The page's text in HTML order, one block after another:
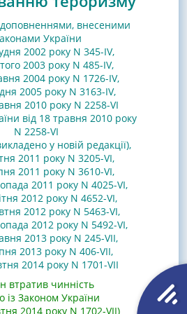
доповненнями, внесеними
України
2002 року N 345-IV,
2003 року N 485-IV,
2004 року N 1726-IV,
2005 року N 3163-IV,
2010 року N 2258-VI
від 18 травня 2010 року
N 2258-VI
у новій редакції),
2011 року N 3205-VI,
2011 року N 3610-VI,
2011 року N 4025-VI,
2012 року N 4652-VI,
2012 року N 5463-VI,
2012 року N 5492-VI,
2013 року N 245-VII,
2013 року N 406-VII,
2014 року N 1701-VII
втратив чинність
із Законом України
2014 року N 1702-VII)